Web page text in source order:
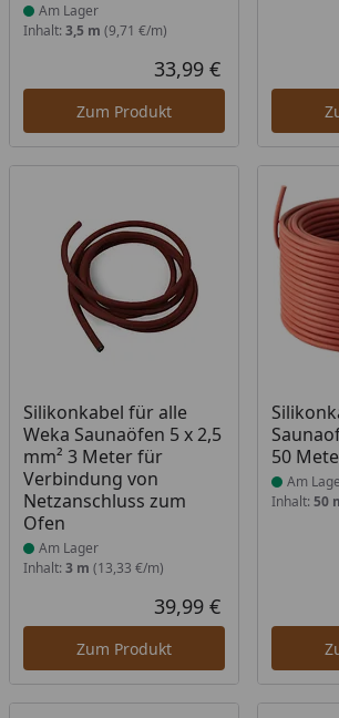
Am Lager
Inhalt: 3,5 m (9,71 €/m)
Aktueller Preis
33,99 €
Zum Produkt
Silikonkabel für alle
Weka Saunaöfen 5 x 2,5
mm² 3 Meter für
Verbindung von
Netzanschluss zum
Ofen
Produkt am Lager
Am Lager
Inhalt: 3 m (13,33 €/m)
Aktueller Preis
39,99 €
Zum Produkt
50
Produkt
Am
Inhalt: 50